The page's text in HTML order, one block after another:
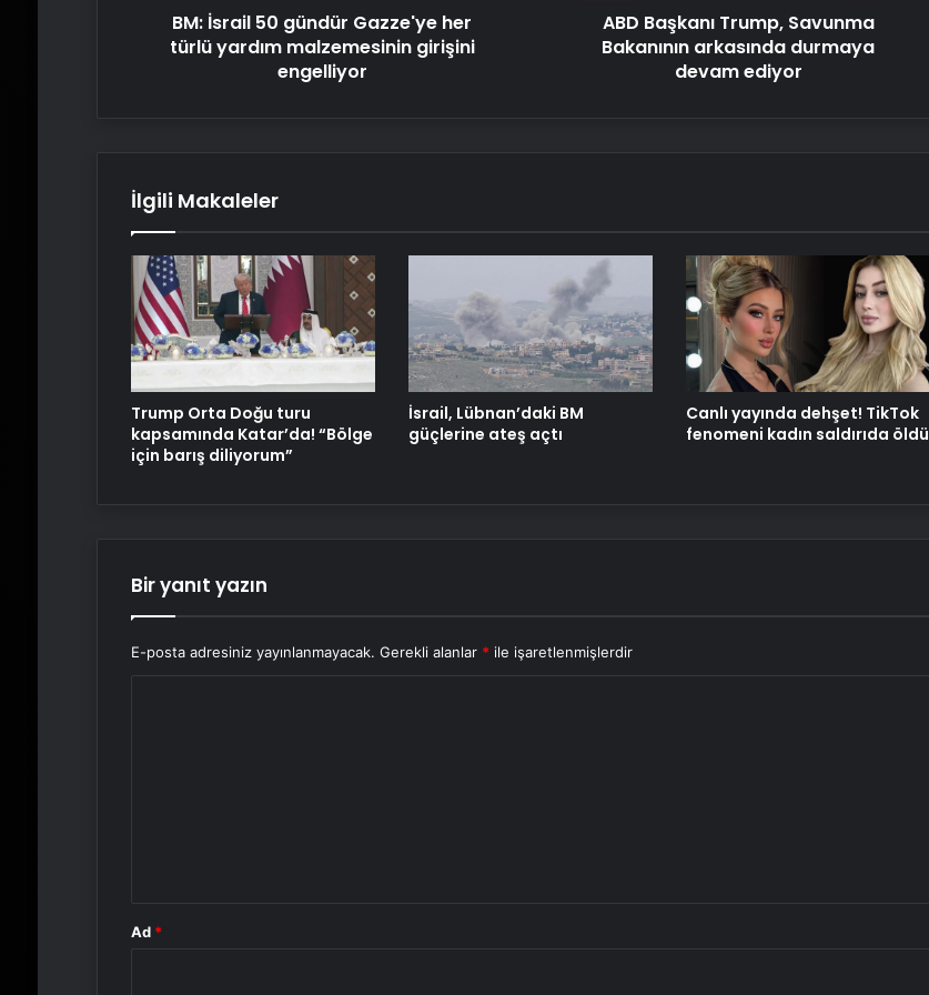
Yeni Dünya Düzensizliği Çağında
Türk Dış Politikası ve Hakan Fidan
Faktörü
için büyük bir hafta
girişini
engelliyor
BM: İsrail 50 gündür Gazze'ye her
türlü yardım malzemesinin girişini
engelliyor
ABD Başkanı Trump, Savunma
Bakanının arkasında durmaya
devam ediyor
İlgili Makaleler
Trump Orta Doğu turu
kapsamında Katar’da! “Bölge
için barış diliyorum”
İsrail, Lübnan’daki BM
güçlerine ateş açtı
Canlı yayında dehşet! TikTok
fenomeni kadın saldırıda öldü
Bir yanıt yazın
E-posta adresiniz yayınlanmayacak. Gerekli alanlar * ile işaretlenmişlerdir
Ad *